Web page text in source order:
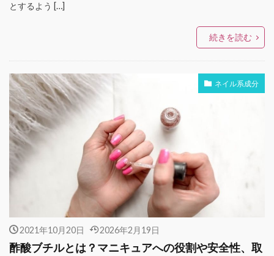
とするよう […]
続きを読む
ネイル系成分
2021年10月20日 2026年2月19日
酢酸ブチルとは？マニキュアへの役割や安全性、取